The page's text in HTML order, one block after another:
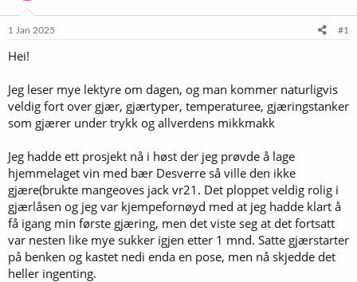
t
1 Jan 2025 #1
Hei!
Jeg leser mye lektyre om dagen, og man kommer naturligvis
veldig fort over gjær, gjærtyper, temperaturee, gjæringstanker
som gjærer under trykk og allverdens mikkmakk
Jeg hadde ett prosjekt nå i høst der jeg prøvde å lage
hjemmelaget vin med bær Desverre så ville den ikke
gjære(brukte mangeoves jack vr21. Det ploppet veldig rolig i
gjærlåsen og jeg var kjempefornøyd med at jeg hadde klart å
få igang min første gjæring, men det viste seg at det fortsatt
var nesten like mye sukker igjen etter 1 mnd. Satte gjærstarter
på benken og kastet nedi enda en pose, men nå skjedde det
heller ingenting.